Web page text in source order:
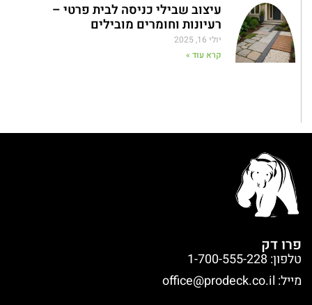
עיצוב שבילי כניסה לבית פרטי –
רעיונות וחומרים מובילים
יולי 16, 2025
קרא עוד »
פרו דק
טלפון: 1-700-555-228
מייל: office@prodeck.co.il